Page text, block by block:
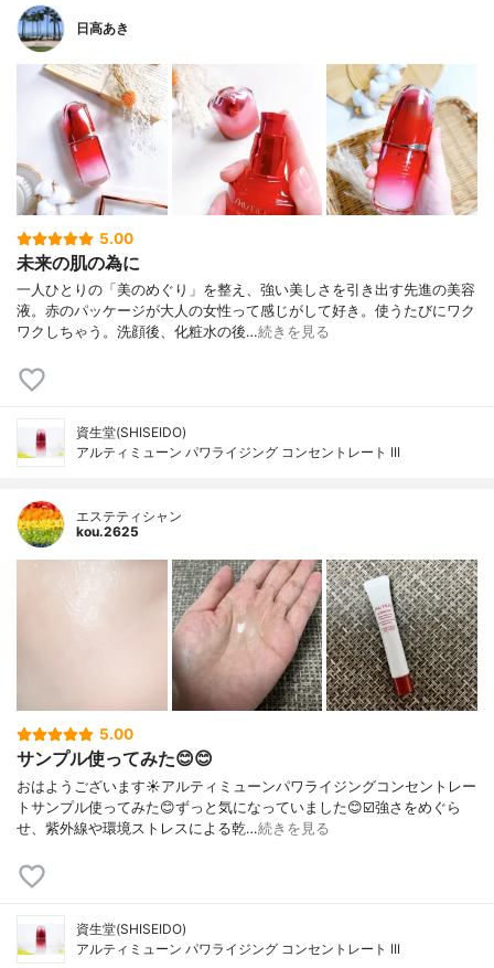
日高あき
5.00
未来の肌の為に
一人ひとりの「美のめぐり」を整え、強い美しさを引き出す先進の美容
液。赤のパッケージが大人の女性って感じがして好き。使うたびにワク
ワクしちゃう。洗顔後、化粧水の後…続きを見る
資生堂(SHISEIDO)
アルティミューン パワライジング コンセントレート III
エステティシャン
kou.2625
5.00
サンプル使ってみた😊😊
おはようございます☀アルティミューンパワライジングコンセントレー
トサンプル使ってみた😊ずっと気になっていました😊☑️強さをめぐら
せ、紫外線や環境ストレスによる乾…続きを見る
資生堂(SHISEIDO)
アルティミューン パワライジング コンセントレート III